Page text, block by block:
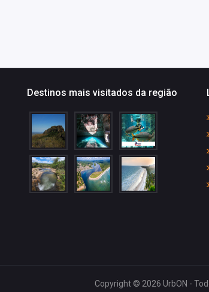
Destinos mais visitados da região
Copyright © 2026 UrbON -